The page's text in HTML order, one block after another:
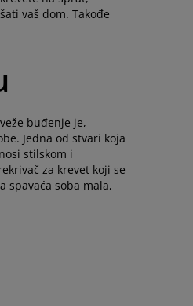
vaš dom. Takođe
buđenje je,
Jedna od stvari koja
stilskom i
za krevet koji se
spavaća soba mala,